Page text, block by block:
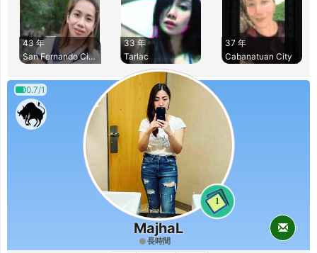
43 年
San Fernando City
33 年
Tarlac
37 年
Cabanatuan City
0.7/1
1
MajhaL
長時間